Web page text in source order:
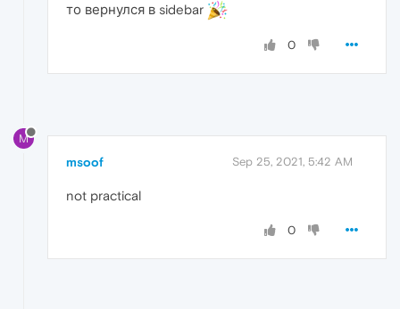
то вернулся в sidebar
0
M
msoof Sep 25, 2021, 5:42 AM
not practical
0